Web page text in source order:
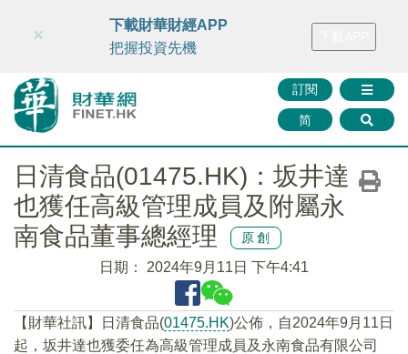
財華智庫網 FINTV FINMETA 財華證券 媒體矩陣
訂閱
简
×
下載財華財經APP
把握投資先機
日清食品(01475.HK)：坂井達
也獲任高級管理成員及附屬永
南食品董事總經理
原創
日期： 2024年9月11日 下午4:41
【財華社訊】日清食品(01475.HK)公佈，自2024年9月11日
起，坂井達也獲委任為高級管理成員及永南食品有限公司